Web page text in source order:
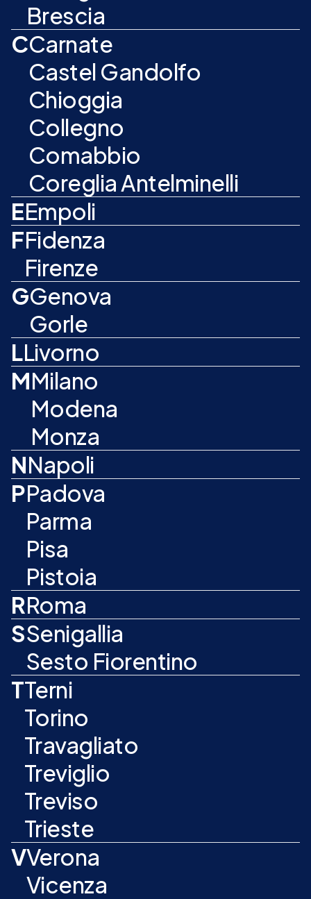
Brescia
CCarnate
Castel Gandolfo
Chioggia
Collegno
Comabbio
Coreglia Antelminelli
EEmpoli
FFidenza
Firenze
GGenova
Gorle
LLivorno
MMilano
Modena
Monza
NNapoli
PPadova
Parma
Pisa
Pistoia
RRoma
SSenigallia
Sesto Fiorentino
TTerni
Torino
Travagliato
Treviglio
Treviso
Trieste
VVerona
Vicenza